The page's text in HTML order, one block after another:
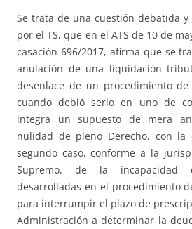
Se trata de una cuestión debatida
por el TS, que en el ATS de 10 de
casación 696/2017, afirma que se
anulación de una liquidación
desenlace de un procedimiento
cuando debió serlo en uno de
integra un supuesto de mera
nulidad de pleno Derecho, con la
segundo caso, conforme a la
Supremo, de la incapacidad
desarrolladas en el procedimiento
para interrumpir el plazo de
Administración a determinar la